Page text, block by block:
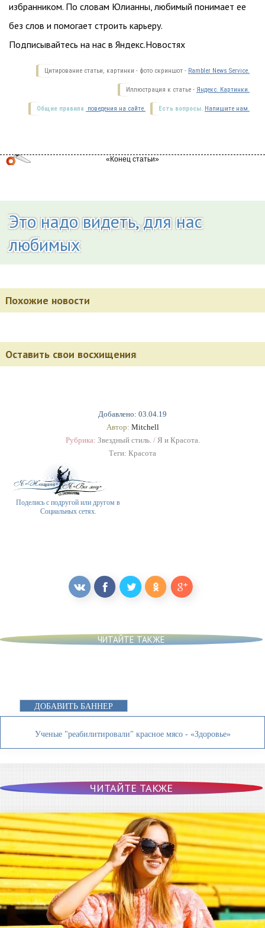
Добавлено: 03.04.19
Автор: Mitchell
Рубрика: Звездный стиль./ Я и Красота.
Теги: Красота
Поделись с подругой или другом в
Социальных сетях.
избранником. По словам Юлианны, любимый понимает ее
без слов и помогает строить карьеру.
Подписывайтесь на нас в Яндекс.Новостях
Цитирование статьи, картинки - фото скриншот - Rambler News Service.
Иллюстрация к статье - Яндекс. Картинки.
Есть вопросы. Напишите нам.
Общие правила поведения на сайте.
Это надо видеть, для нас
любимых
Похожие новости
Оставить свои восхищения
ЧИТАЙТЕ ТАКЖЕ
ДОБАВИТЬ БАННЕР
Ученые "реабилитировали" красное мясо - «Здоровье»
ЧИТАЙТЕ ТАКЖЕ